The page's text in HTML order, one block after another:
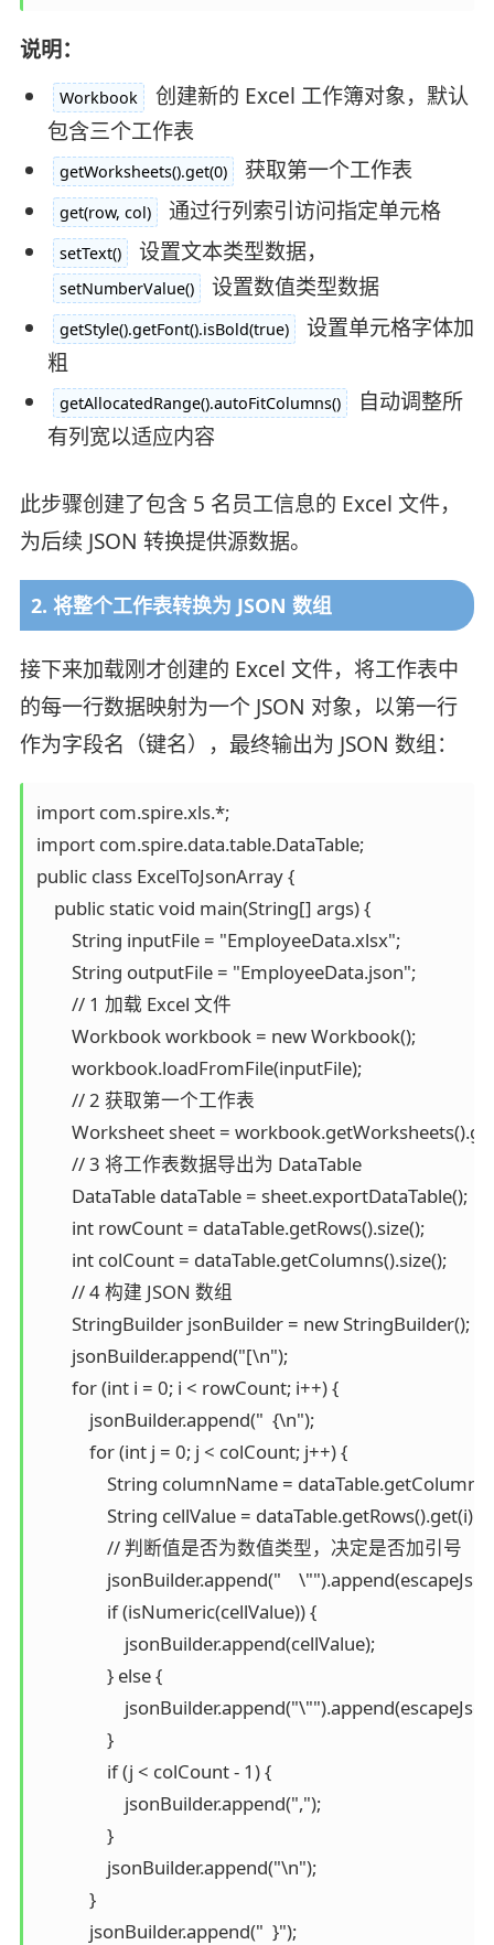
说明：
Workbook
创建新的 Excel 工作簿对象，默认
包含三个工作表
getWorksheets().get(0) 获取第一个工作表
get(row, col) 通过行列索引访问指定单元格
setText() 设置文本类型数据，
setNumberValue() 设置数值类型数据
getStyle().getFont().isBold(true)
设置单元格字体加
粗
getAllocatedRange().autoFitColumns()
自动调整所
有列宽以适应内容
此步骤创建了包含 5 名员工信息的 Excel 文件，
为后续 JSON 转换提供源数据。
2. 将整个工作表转换为 JSON 数组
接下来加载刚才创建的 Excel 文件，将工作表中
的每一行数据映射为一个 JSON 对象，以第一行
作为字段名（键名），最终输出为 JSON 数组：
import com.spire.xls.*;
import com.spire.data.table.DataTable;
public class ExcelToJsonArray {
    public static void main(String[] args) {
        String inputFile = "EmployeeData.xlsx";
        String outputFile = "EmployeeData.json";
        // 1 加载 Excel 文件
        Workbook workbook = new Workbook();
        workbook.loadFromFile(inputFile);
        // 2 获取第一个工作表
Worksheet sheet =
        // 3 将工作表数据导出为 DataTable
        DataTable dataTable = sheet.exportDataTable();
        int rowCount = dataTable.getRows().size();
        int colCount = dataTable.getColumns().size();
        // 4 构建 JSON 数组
        StringBuilder jsonBuilder = new StringBuilder();
        jsonBuilder.append("[\n");
        for (int i = 0; i < rowCount; i++) {
            jsonBuilder.append("  {\n");
            for (int j = 0; j < colCount; j++) {
String columnName =
String cellValue =
                // 判断值是否为数值类型，决定是否加引号
jsonBuilder.append("
                if (isNumeric(cellValue)) {
                    jsonBuilder.append(cellValue);
                } else {
                }
                if (j < colCount - 1) {
                    jsonBuilder.append(",");
                }
                jsonBuilder.append("\n");
            }
            jsonBuilder.append("  }");